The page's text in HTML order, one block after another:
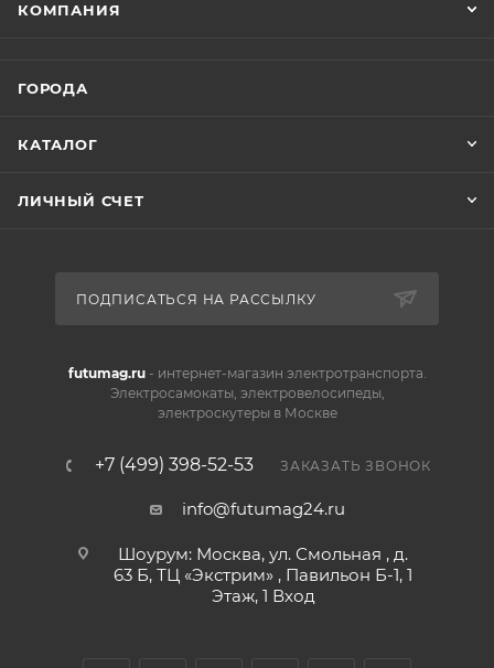
КОМПАНИЯ
ГОРОДА
КАТАЛОГ
ЛИЧНЫЙ СЧЕТ
ПОДПИСАТЬСЯ НА РАССЫЛКУ
futumag.ru- интернет-магазин электротранспорта.
Электросамокаты, электровелосипеды,
электроскутеры в Москве
+7 (499) 398-52-53 ЗАКАЗАТЬ ЗВОНОК
info@futumag24.ru
Шоурум: Москва, ул. Смольная , д.
63 Б, ТЦ «Экстрим» , Павильон Б-1, 1
Этаж, 1 Вход